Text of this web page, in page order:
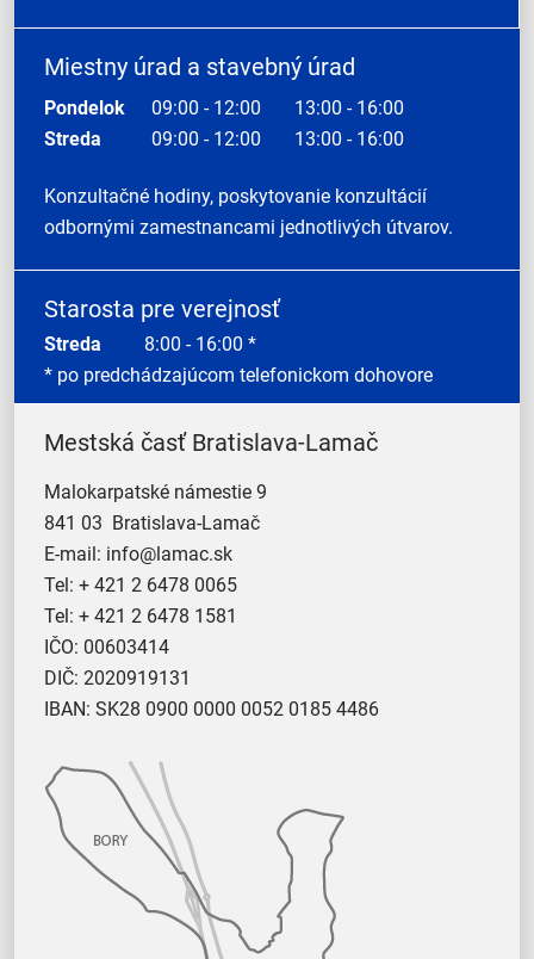
Miestny úrad a stavebný úrad
Pondelok 09:00 - 12:00
13:00 - 16:00
Streda
09:00 - 12:00 13:00 - 16:00
Konzultačné hodiny, poskytovanie konzultácií
odbornými zamestnancami jednotlivých útvarov.
Starosta pre verejnosť
Streda 8:00 - 16:00 *
* po predchádzajúcom telefonickom dohovore
Mestská časť Bratislava-Lamač
Malokarpatské námestie 9
841 03 Bratislava-Lamač
E-mail: info@lamac.sk
Tel: + 421 2 6478 0065
Tel: + 421 2 6478 1581
IČO: 00603414
DIČ: 2020919131
IBAN: SK28 0900 0000 0052 0185 4486